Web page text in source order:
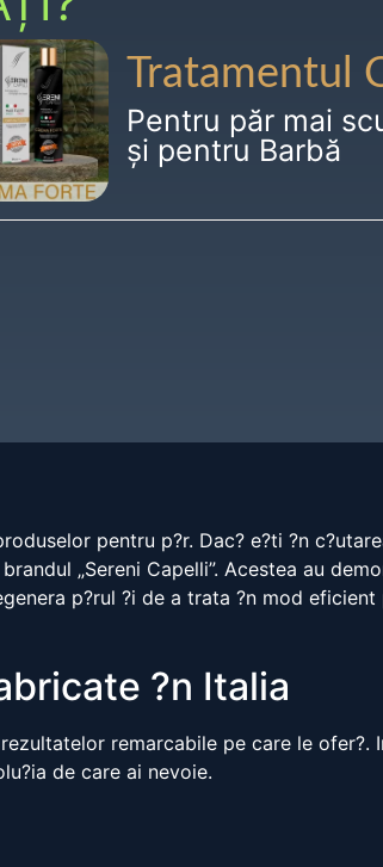
Tratamentul
Pentru păr mai
și pentru Barbă
pentru p?r. Dac? e?ti ?n
„Sereni Capelli”. Acestea au
p?rul ?i de a trata ?n mod
?n Italia
remarcabile pe care le ofer?.
de care ai nevoie.